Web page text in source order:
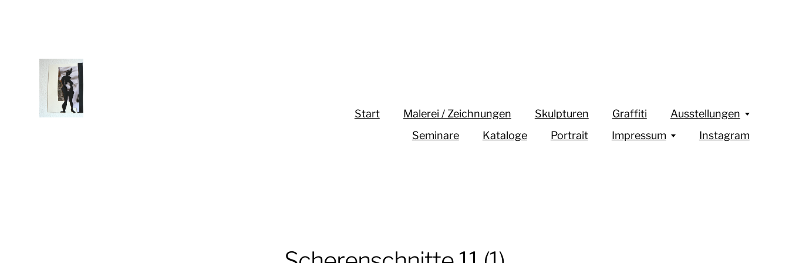
Start Malerei / Zeichnungen Skulpturen Graffiti
Ausstellungen
Seminare
Kataloge Portrait Impressum Instagram